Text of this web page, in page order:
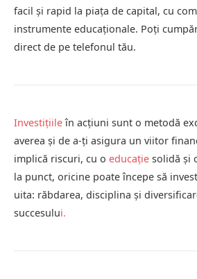
facil și rapid la piața de capital, cu
instrumente educaționale. Poți
direct de pe telefonul tău.
Investițiileîn acțiuni sunt o metodă
averea și de a-ți asigura un viitor
implică riscuri, cu o educație solidă și
la punct, oricine poate începe să
uita: răbdarea, disciplina și
succesului.